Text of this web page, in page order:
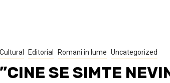
Cultural Editorial Romani in lume Uncategorized
”CINE SE SIMTE